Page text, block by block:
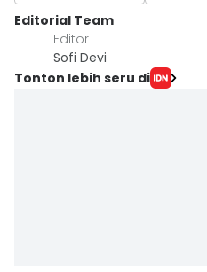
Editorial Team
Editor
Sofi Devi
Tonton lebih seru di